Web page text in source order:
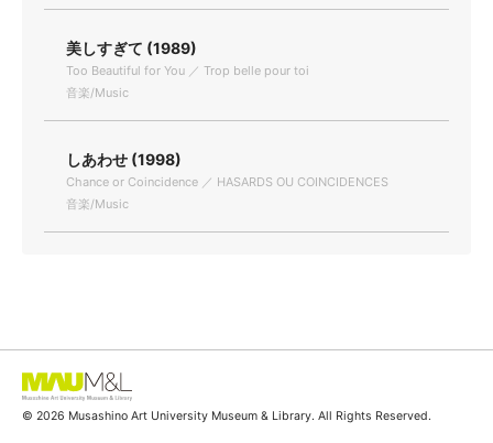
美しすぎて (1989)
Too Beautiful for You ／ Trop belle pour toi
音楽/Music
しあわせ (1998)
Chance or Coincidence ／ HASARDS OU COINCIDENCES
音楽/Music
© 2026 Musashino Art University Museum & Library. All Rights Reserved.